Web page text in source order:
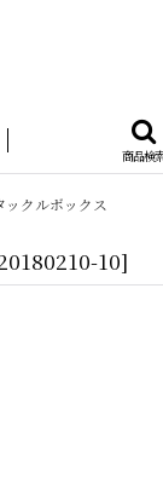
商品検
クルボックス
10]